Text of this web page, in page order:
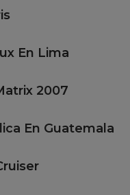
En Lima
2007
En Guatemala